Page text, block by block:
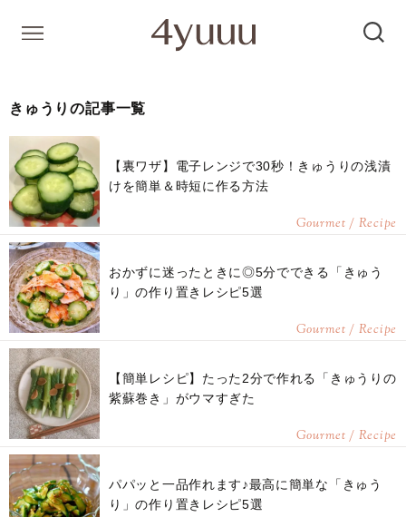
きゅうりの記事一覧
【裏ワザ】電子レンジで30秒！きゅうりの浅漬
けを簡単＆時短に作る方法
Gourmet / Recipe
おかずに迷ったときに◎5分でできる「きゅう
り」の作り置きレシピ5選
Gourmet / Recipe
【簡単レシピ】たった2分で作れる「きゅうりの
紫蘇巻き」がウマすぎた
Gourmet / Recipe
パパッと一品作れます♪最高に簡単な「きゅう
り」の作り置きレシピ5選